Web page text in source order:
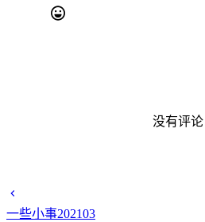
没有评论
一些小事202103